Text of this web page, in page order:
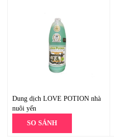
Dung dịch LOVE POTION nhà
nuôi yến
SO SÁNH